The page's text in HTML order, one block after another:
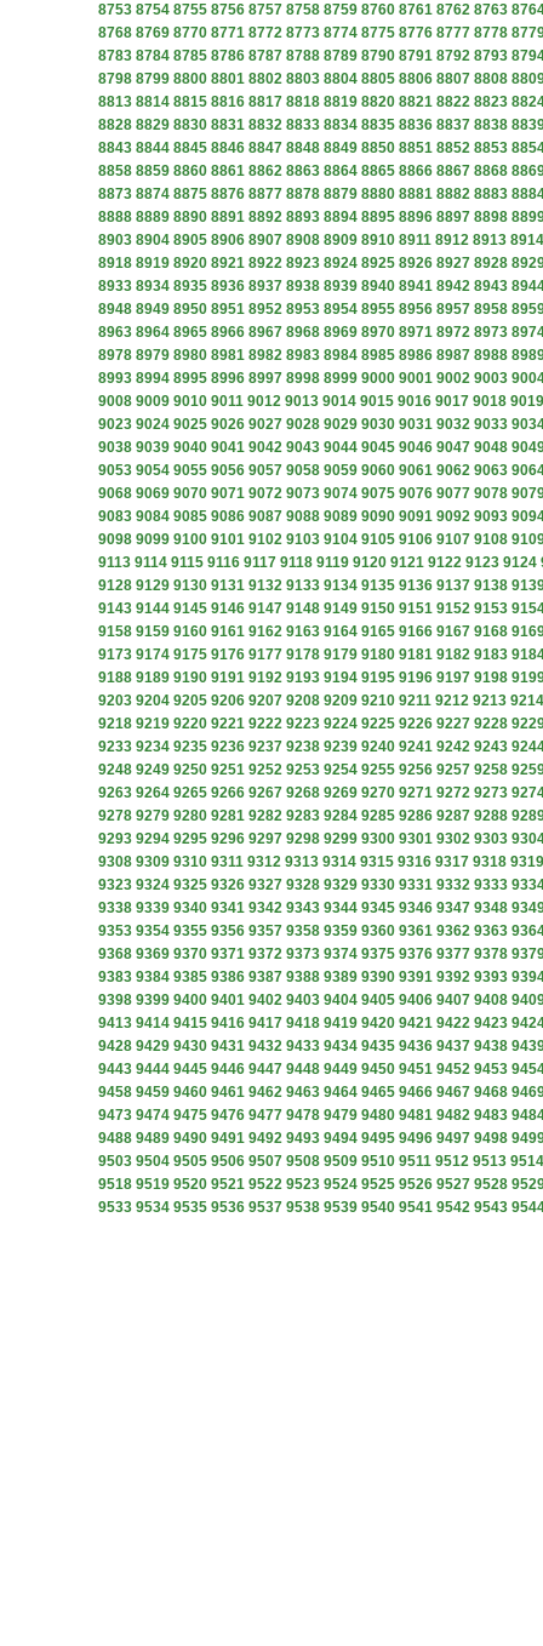
8753 8754 8755 8756 8757 8758 8759 8760 8761 8762 8763
8768 8769 8770 8771 8772 8773 8774 8775 8776 8777 8778
8783 8784 8785 8786 8787 8788 8789 8790 8791 8792 8793
8798 8799 8800 8801 8802 8803 8804 8805 8806 8807 8808
8813 8814 8815 8816 8817 8818 8819 8820 8821 8822 8823
8828 8829 8830 8831 8832 8833 8834 8835 8836 8837 8838
8843 8844 8845 8846 8847 8848 8849 8850 8851 8852 8853
8858 8859 8860 8861 8862 8863 8864 8865 8866 8867 8868
8873 8874 8875 8876 8877 8878 8879 8880 8881 8882 8883
8888 8889 8890 8891 8892 8893 8894 8895 8896 8897 8898
8903 8904 8905 8906 8907 8908 8909 8910 8911 8912 8913 8914
8918 8919 8920 8921 8922 8923 8924 8925 8926 8927 8928
8933 8934 8935 8936 8937 8938 8939 8940 8941 8942 8943
8948 8949 8950 8951 8952 8953 8954 8955 8956 8957 8958
8963 8964 8965 8966 8967 8968 8969 8970 8971 8972 8973
8978 8979 8980 8981 8982 8983 8984 8985 8986 8987 8988
8993 8994 8995 8996 8997 8998 8999 9000 9001 9002 9003
9008 9009 9010 9011 9012 9013 9014 9015 9016 9017 9018 9019
9023 9024 9025 9026 9027 9028 9029 9030 9031 9032 9033
9038 9039 9040 9041 9042 9043 9044 9045 9046 9047 9048
9053 9054 9055 9056 9057 9058 9059 9060 9061 9062 9063
9068 9069 9070 9071 9072 9073 9074 9075 9076 9077 9078
9083 9084 9085 9086 9087 9088 9089 9090 9091 9092 9093
9098 9099 9100 9101 9102 9103 9104 9105 9106 9107 9108
9113 9114 9115 9116 9117 9118 9119 9120 9121 9122 9123 9124
9128 9129 9130 9131 9132 9133 9134 9135 9136 9137 9138
9143 9144 9145 9146 9147 9148 9149 9150 9151 9152 9153
9158 9159 9160 9161 9162 9163 9164 9165 9166 9167 9168
9173 9174 9175 9176 9177 9178 9179 9180 9181 9182 9183
9188 9189 9190 9191 9192 9193 9194 9195 9196 9197 9198
9203 9204 9205 9206 9207 9208 9209 9210 9211 9212 9213 9214
9218 9219 9220 9221 9222 9223 9224 9225 9226 9227 9228
9233 9234 9235 9236 9237 9238 9239 9240 9241 9242 9243
9248 9249 9250 9251 9252 9253 9254 9255 9256 9257 9258
9263 9264 9265 9266 9267 9268 9269 9270 9271 9272 9273
9278 9279 9280 9281 9282 9283 9284 9285 9286 9287 9288
9293 9294 9295 9296 9297 9298 9299 9300 9301 9302 9303
9308 9309 9310 9311 9312 9313 9314 9315 9316 9317 9318 9319
9323 9324 9325 9326 9327 9328 9329 9330 9331 9332 9333
9338 9339 9340 9341 9342 9343 9344 9345 9346 9347 9348
9353 9354 9355 9356 9357 9358 9359 9360 9361 9362 9363
9368 9369 9370 9371 9372 9373 9374 9375 9376 9377 9378
9383 9384 9385 9386 9387 9388 9389 9390 9391 9392 9393
9398 9399 9400 9401 9402 9403 9404 9405 9406 9407 9408
9413 9414 9415 9416 9417 9418 9419 9420 9421 9422 9423
9428 9429 9430 9431 9432 9433 9434 9435 9436 9437 9438
9443 9444 9445 9446 9447 9448 9449 9450 9451 9452 9453
9458 9459 9460 9461 9462 9463 9464 9465 9466 9467 9468
9473 9474 9475 9476 9477 9478 9479 9480 9481 9482 9483
9488 9489 9490 9491 9492 9493 9494 9495 9496 9497 9498
9503 9504 9505 9506 9507 9508 9509 9510 9511 9512 9513 9514
9518 9519 9520 9521 9522 9523 9524 9525 9526 9527 9528
9533 9534 9535 9536 9537 9538 9539 9540 9541 9542 9543